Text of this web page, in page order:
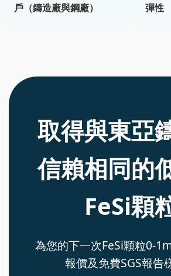
戶（鑄造廠與鋼廠）
彈性
取得與東亞
信賴相同的
FeSi顆
為您的下一次FeSi顆粒0-
報價及免費SGS報告